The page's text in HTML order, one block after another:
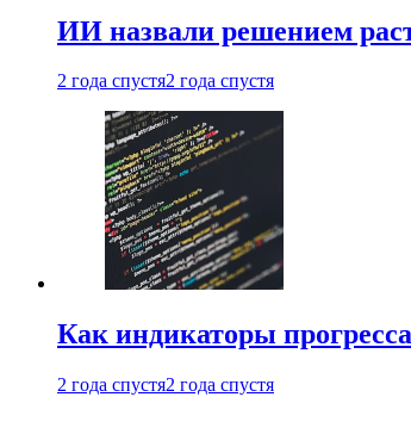
ИИ назвали решением
2 года спустя2 года спустя
Как индикаторы
2 года спустя2 года спустя